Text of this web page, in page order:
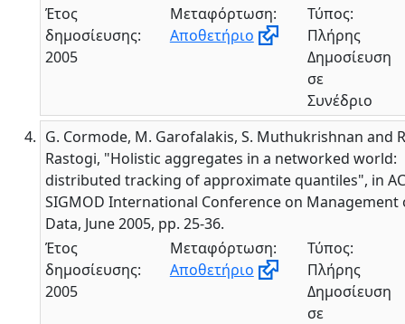
Έτος
δημοσίευσης:
2005
Μεταφόρτωση:
Αποθετήριο
Τύπος:
Πλήρης
Δημοσίευση
σε
Συνέδριο
G. Cormode, M. Garofalakis, S. Muthukrishnan and
Rastogi, "Holistic aggregates in a networked world:
distributed tracking of approximate quantiles", in
SIGMOD International Conference on Management
Data, June 2005, pp. 25-36.
Έτος
δημοσίευσης:
2005
Μεταφόρτωση:
Αποθετήριο
Τύπος:
Πλήρης
Δημοσίευση
σε